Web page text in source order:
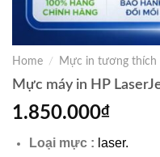
Home / Mực in tương thích
Mực máy in HP
1.850.000₫
Loại mực : laser.